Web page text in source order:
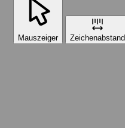
Mauszeiger Zeichenabstand